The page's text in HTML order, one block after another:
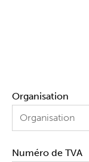
Organisation
Numéro de TVA